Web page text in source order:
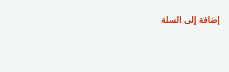
هو:
هو:
إضافة إلى السلة